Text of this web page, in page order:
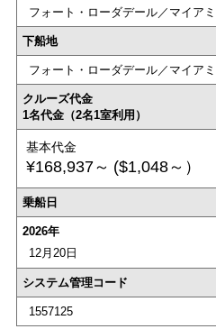
フォート・ローダデール／マイア
下船地
フォート・ローダデール／マイア
クルーズ代金
1名代金（2名1室利用）
基本代金
¥168,937～ ($1,048～）
乗船日
2026年
12月20日
システム管理コード
1557125